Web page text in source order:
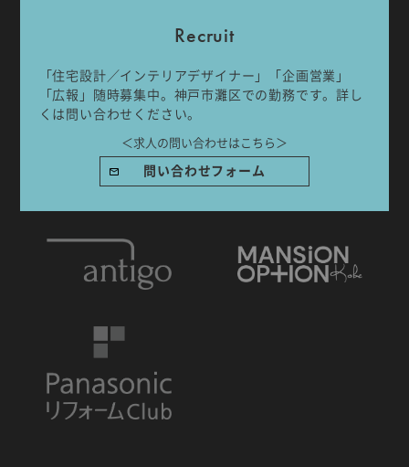
Recruit
「住宅設計／インテリアデザイナー」「企画営業」
「広報」随時募集中。神戸市灘区での勤務です。詳し
くは問い合わせください。
＜求人の問い合わせはこちら＞
問い合わせフォーム
IDA DESIGN by 株式会社 IDA Company
兵庫県神戸市灘区水道筋6丁目7番18号 NK103ビル1F